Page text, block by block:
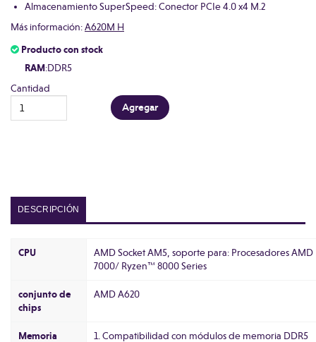
Almacenamiento SuperSpeed: Conector PCIe 4.0 x4 M.2
Más información:A620M H
Producto con stock
RAM:DDR5
Cantidad
DESCRIPCIÓN
CPU
AMD Socket AM5, soporte para: Procesadores
7000/ Ryzen™ 8000 Series
conjunto de
chips
AMD A620
Memoria
1. Compatibilidad con módulos de memoria DDR5